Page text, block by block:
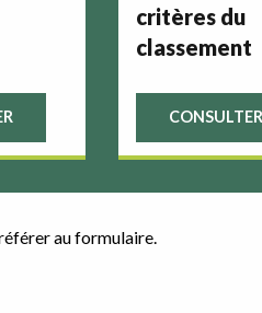
critères du
classement
CONSULTER
auformulaire.